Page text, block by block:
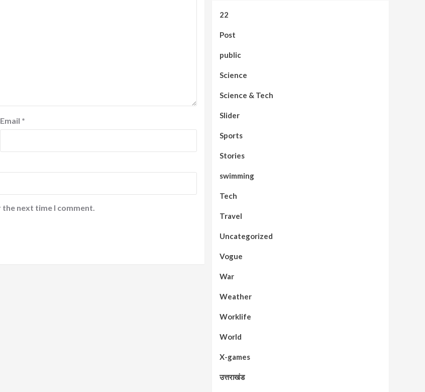
Email *
next time I comment.
22
Post
public
Science
Science & Tech
Slider
Sports
Stories
swimming
Tech
Travel
Uncategorized
Vogue
War
Weather
Worklife
World
X-games
उत्तराखंड